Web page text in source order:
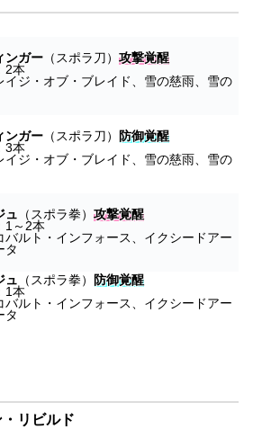
ンガー （スポラ刀） 攻撃覚醒
2本
イジ・オブ・ブレイド、雪の慈雨、雪の
ンガー （スポラ刀）
防御覚醒
3本
イジ・オブ・ブレイド、雪の慈雨、雪の
ュ （スポラ拳） 攻撃覚醒
1～2本
バルト・インフォース、イクシードアー
タ
ュ （スポラ拳）
防御覚醒
1本
バルト・インフォース、イクシードアー
タ
リビルド